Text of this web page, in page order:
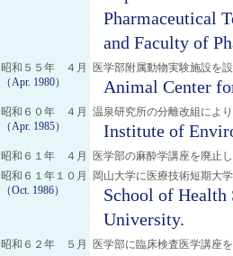
Pharmaceutical
and Faculty of
昭和５５年 ４月
（Apr. 1980）
医学部附属動物実験施設を
Animal Center
昭和６０年 ４月
（Apr. 1985）
温泉研究所の分離改組によ
Institute of
昭和６１年 ４月
医学部の麻酔学講座を廃止
昭和６１年１０月
（Oct. 1986）
岡山大学に医療技術短期大
School of Health
University.
昭和６２年 ５月
医学部に臨床検査医学講座